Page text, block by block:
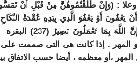
: (وَإِنْ طَلَّقْتُمُوهُنَّ مِنْ قَبْلِ أَنْ
يَعْفُونَ أَوْ يَعْفُوَ الَّذِي بِيَدِهِ عُقْدَةُ
تَنسَوْا الْفَضْلَ بَيْنَكُمْ
المهر . إذا كانت هى التى صممت
،أو معظمه ، أيضا حسب الاتفاق